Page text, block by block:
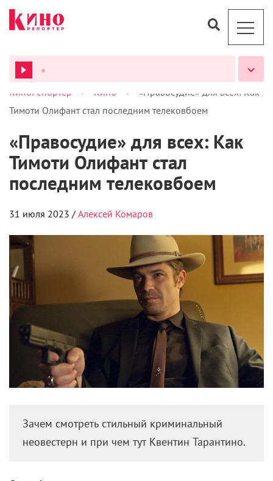
ВСЕ ПОДКАСТЫ
КиноРепортер
«Правосудие» для всех: Как
Тимоти Олифант стал последним телековбоем
Тимоти Олифант стал
последним телековбоем
неовестерн и при чем тут Квентин Тарантино.